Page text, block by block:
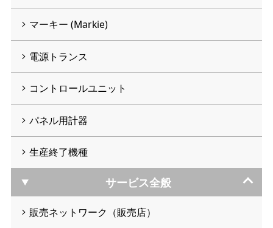
マーキー (Markie)
電源トランス
コントロールユニット
パネル用計器
生産終了機種
サービス全般
販売ネットワーク（販売店）